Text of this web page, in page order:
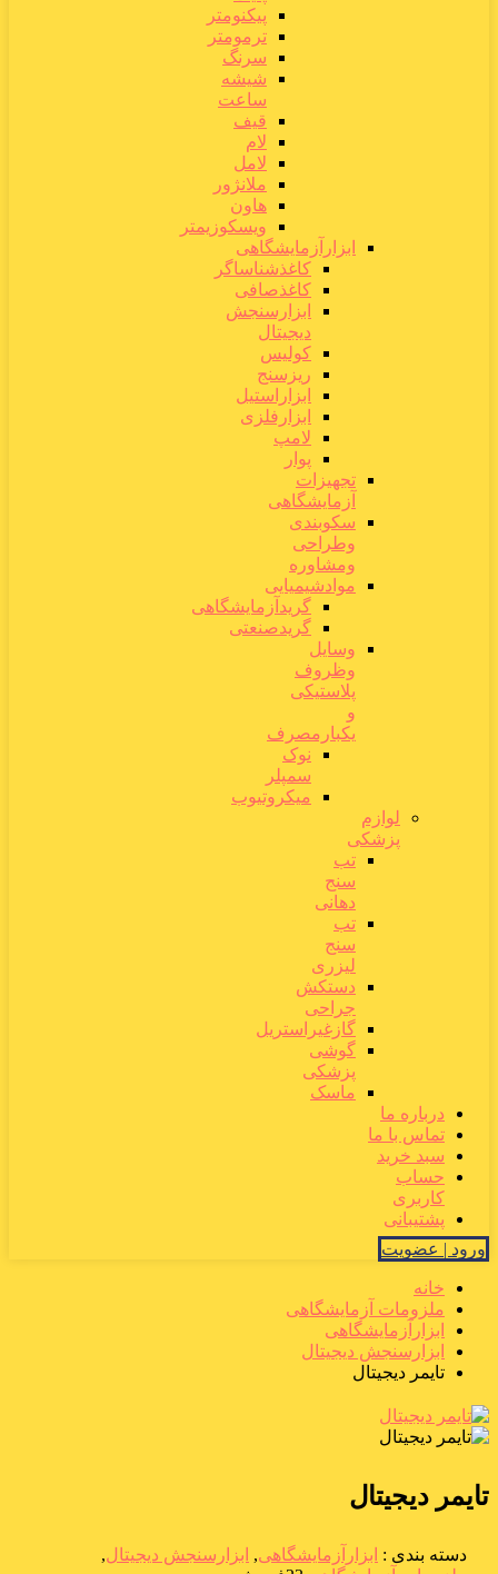
پیکنومتر
ترمومتر
سرنگ
شیشه
ساعت
قیف
لام
لامل
ملانژور
هاون
ویسکوزیمتر
ابزارآزمایشگاهی
کاغذشناساگر
کاغذصافی
ابزارسنجش
دیجیتال
کولیس
ریزسنج
ابزاراستیل
ابزارفلزی
لامپ
پوار
تجهیزات
آزمایشگاهی
سکوبندی
وطراحی
ومشاوره
موادشیمیایی
گریدآزمایشگاهی
گریدصنعتی
وسایل
وظروف
پلاستیکی
و
یکبارمصرف
نوک
سمپلر
میکروتیوب
لوازم
پزشکی
تب
سنج
دهانی
تب
سنج
لیزری
دستکش
جراحی
گازغیراستریل
گوشی
پزشکی
ماسک
درباره ما
تماس با ما
سبد خرید
حساب
کاربری
پشتیبانی
ورود | عضویت
خانه
ملزومات آزمایشگاهی
ابزارآزمایشگاهی
ابزارسنجش دیجیتال
تایمر دیجیتال
تایمر دیجیتال
دسته بندی : ابزارآزمایشگاهی, ابزارسنجش دیجیتال,